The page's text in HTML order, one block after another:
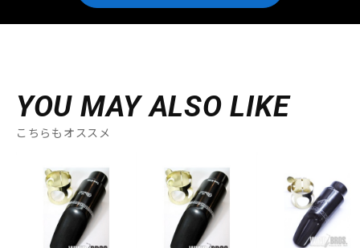
YOU MAY ALSO LIKE
こちらもオススメ